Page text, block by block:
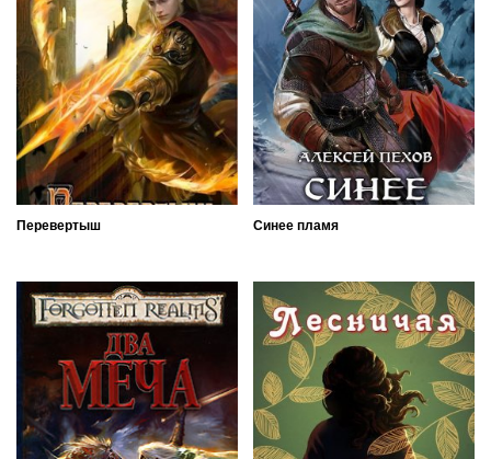
Перевертыш Синее пламя